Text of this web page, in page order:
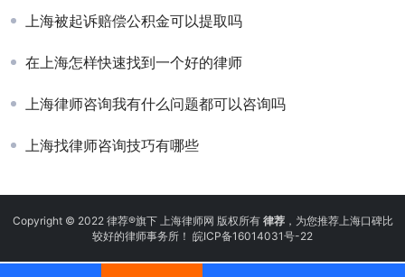
上海被起诉赔偿公积金可以提取吗
在上海怎样快速找到一个好的律师
上海律师咨询我有什么问题都可以咨询吗
上海找律师咨询技巧有哪些
Copyright © 2022 律荐®旗下 上海律师网 版权所有 律荐，为您推荐上海口碑比
较好的律师事务所！ 皖ICP备16014031号-22